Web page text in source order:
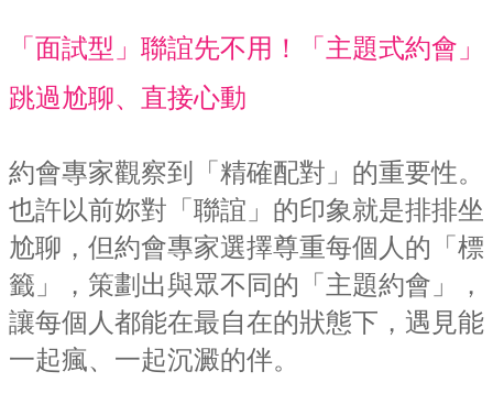
「面試型」聯誼先不用！「主題式約會」
跳過尬聊、直接心動
約會專家觀察到「精確配對」的重要性。
也許以前妳對「聯誼」的印象就是排排坐
尬聊，但約會專家選擇尊重每個人的「標
籤」，策劃出與眾不同的「主題約會」，
讓每個人都能在最自在的狀態下，遇見能
一起瘋、一起沉澱的伴。